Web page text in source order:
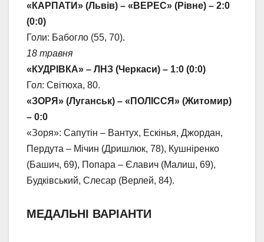
«КАРПАТИ» (Львів) – «ВЕРЕС» (Рівне) – 2:0
(0:0)
Голи: Бабогло (55, 70).
18 травня
«КУДРІВКА» – ЛНЗ (Черкаси) – 1:0 (0:0)
Гол: Світюха, 80.
«ЗОРЯ» (Луганськ) – «ПОЛІССЯ» (Житомир)
– 0:0
«Зоря»: Сапутін – Вантух, Ескінья, Джордан,
Пердута – Мічин (Дришлюк, 78), Кушніренко
(Башич, 69), Попара – Єлавич (Малиш, 69),
Будківський, Слесар (Верлей, 84).
МЕДАЛЬНІ ВАРІАНТИ